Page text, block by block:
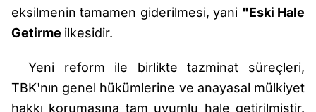
eksilmenin tamamen giderilmesi, yani "Eski Hale
Getirme ilkesidir.
Yeni reform ile birlikte tazminat süreçleri,
TBK'nın genel hükümlerine ve anayasal mülkiyet
hakkı korumasına tam uyumlu hale getirilmiştir.